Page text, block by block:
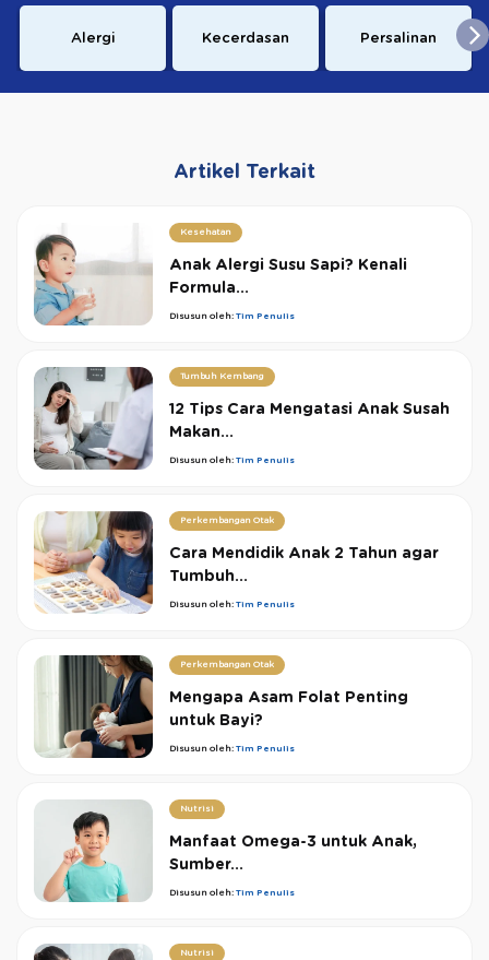
Alergi Kecerdasan Persalinan
Artikel Terkait
Kesehatan
Anak Alergi Susu Sapi? Kenali
Formula...
Disusun oleh: Tim Penulis
Tumbuh Kembang
12 Tips Cara Mengatasi Anak Susah
Makan...
Disusun oleh: Tim Penulis
Perkembangan Otak
Cara Mendidik Anak 2 Tahun agar
Tumbuh...
Disusun oleh: Tim Penulis
Perkembangan Otak
Mengapa Asam Folat Penting
untuk Bayi?
Disusun oleh: Tim Penulis
Nutrisi
Manfaat Omega-3 untuk Anak,
Sumber...
Disusun oleh: Tim Penulis
Nutrisi